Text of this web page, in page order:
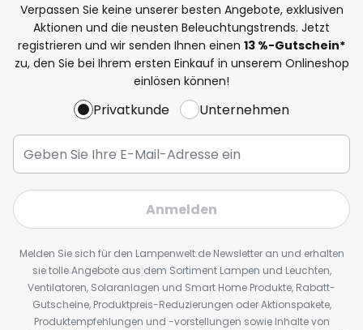
Verpassen Sie keine unserer besten Angebote, exklusiven
Aktionen und die neusten Beleuchtungstrends. Jetzt
registrieren und wir senden Ihnen einen 13 %-Gutschein*
zu, den Sie bei Ihrem ersten Einkauf in unserem Onlineshop
einlösen können!
Privatkunde Unternehmen
Anmelden
Melden Sie sich für den Lampenwelt.de Newsletter an und erhalten
sie tolle Angebote aus dem Sortiment Lampen und Leuchten,
Ventilatoren, Solaranlagen und Smart Home Produkte, Rabatt-
Gutscheine, Produktpreis-Reduzierungen oder Aktionspakete,
Produktempfehlungen und -vorstellungen sowie Inhalte von